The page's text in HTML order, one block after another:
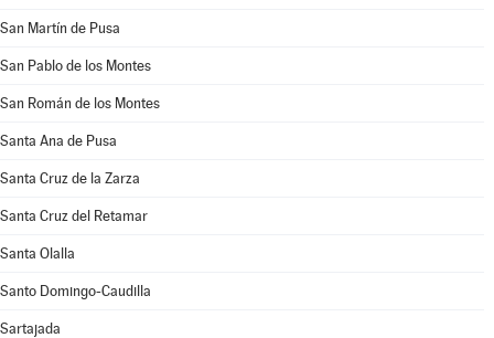
San Martín de Pusa
San Pablo de los Montes
San Román de los Montes
Santa Ana de Pusa
Santa Cruz de la Zarza
Santa Cruz del Retamar
Santa Olalla
Santo Domingo-Caudilla
Sartajada